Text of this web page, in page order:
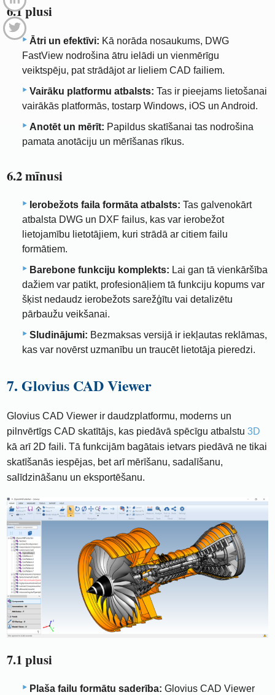
6.1 plusi
Ātri un efektīvi: Kā norāda nosaukums, DWG
FastView nodrošina ātru ielādi un vienmērīgu
veiktspēju, pat strādājot ar lieliem CAD failiem.
Vairāku platformu atbalsts: Tas ir pieejams lietošanai
vairākās platformās, tostarp Windows, iOS un Android.
Anotēt un mērīt: Papildus skatīšanai tas nodrošina
pamata anotāciju un mērīšanas rīkus.
6.2 mīnusi
Ierobežots faila formāta atbalsts: Tas galvenokārt
atbalsta DWG un DXF failus, kas var ierobežot
lietojamību lietotājiem, kuri strādā ar citiem failu
formātiem.
Barebone funkciju komplekts: Lai gan tā vienkāršība
dažiem var patikt, profesionāļiem tā funkciju kopums var
šķist nedaudz ierobežots sarežģītu vai detalizētu
pārbaužu veikšanai.
Sludinājumi: Bezmaksas versijā ir iekļautas reklāmas,
kas var novērst uzmanību un traucēt lietotāja pieredzi.
7. Glovius CAD Viewer
Glovius CAD Viewer ir daudzplatformu, moderns un
pilnvērtīgs CAD skatītājs, kas piedāvā spēcīgu atbalstu3D
kā arī 2D faili. Tā funkcijām bagātais ietvars piedāvā ne tikai
skatīšanās iespējas, bet arī mērīšanu, sadalīšanu,
salīdzināšanu un eksportēšanu.
7.1 plusi
Plaša failu formātu saderība: Glovius CAD Viewer